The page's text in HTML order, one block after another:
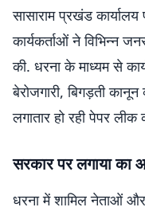
सासाराम प्रखंड कार्यालय
कार्यकर्ताओं ने विभिन्न
की. धरना के माध्यम से
बेरोजगारी, बिगड़ती कानून
लगातार हो रही पेपर
सरकार पर लगाया का
धरना में शामिल नेताओं और